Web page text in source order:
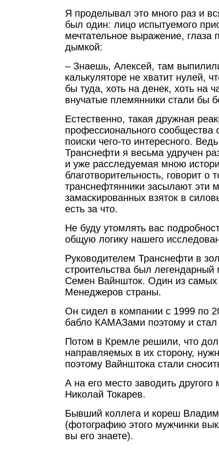
Я проделывал это много раз и
был один: лицо испытуемого
мечтательное выражение, глаза
дымкой:
– Знаешь, Алексей, там
калькуляторе не хватит нулей,
бы туда, хоть на денек, хоть на
внучатые племянники стали бы
Естественно, такая дружная
профессионального сообщества
поиски чего-то интересного.
Транснефти я весьма удручен
и уже расследуемая мною
благотворительность, говорит о
транснефтянники засылают эти
замаскированных взяток в
есть за что.
Не буду утомлять вас
общую логику нашего
Руководителем Транснефти в
строительства был
Семен Вайншток. Один из
Менеджеров страны.
Он сидел в компании с 1999 по
бабло КАМАЗами поэтому и
Потом в Кремле решили, что
направляемых в их сторону,
поэтому Вайнштока стали
А на его место заводить
Николай Токарев.
Бывший коллега и кореш
(фотографию этого мужчинки
вы его знаете).